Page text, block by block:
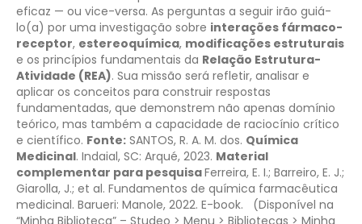
eficaz — ou vice-versa. As perguntas a seguir irão guiá-
lo(a) por uma investigação sobre interações fármaco-
receptor, estereoquímica, modificações estruturais
e os princípios fundamentais da Relação Estrutura-
Atividade (REA). Sua missão será refletir, analisar e
aplicar os conceitos para construir respostas
fundamentadas, que demonstrem não apenas domínio
teórico, mas também a capacidade de raciocínio crítico
e científico. Fonte: SANTOS, R. A. M. dos. Química
Medicinal. Indaial, SC: Arqué, 2023. Material
complementar para pesquisaFerreira, E. I.; Barreiro, E. J.;
Giarolla, J.; et al. Fundamentos de química farmacêutica
medicinal. Barueri: Manole, 2022. E-book. (Disponível na
“Minha Biblioteca” – Studeo > Menu > Bibliotecas > Minha